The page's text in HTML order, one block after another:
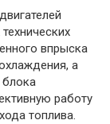
впрыска
а
блока
работу
топлива.